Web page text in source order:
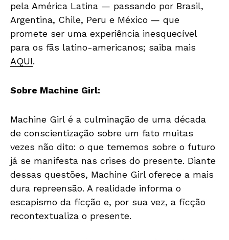
pela América Latina — passando por Brasil,
Argentina, Chile, Peru e México — que
promete ser uma experiência inesquecível
para os fãs latino-americanos; saiba mais
AQUI.
Sobre Machine Girl:
Machine Girl é a culminação de uma década
de conscientização sobre um fato muitas
vezes não dito: o que tememos sobre o futuro
já se manifesta nas crises do presente. Diante
dessas questões, Machine Girl oferece a mais
dura repreensão. A realidade informa o
escapismo da ficção e, por sua vez, a ficção
recontextualiza o presente.